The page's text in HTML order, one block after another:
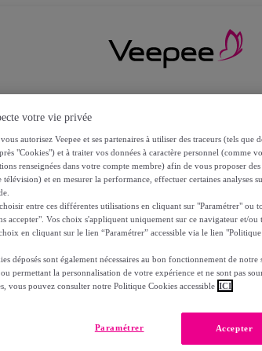
votre vie privée
autorisez Veepee et ses partenaires à utiliser des traceurs (tels que
"Cookies") et à traiter vos données à caractère personnel (comme
renseignées dans votre compte membre) afin de vous proposer
télévision) et en mesurer la performance, effectuer certaines analyses
entre ces différentes utilisations en cliquant sur "Paramétrer" ou
accepter". Vos choix s'appliquent uniquement sur ce navigateur et/
en cliquant sur le lien “Paramétrer” accessible via le lien
déposés sont également nécessaires au bon fonctionnement de
permettant la personnalisation de votre expérience et ne sont pas
vous pouvez consulter notre Politique Cookies accessible ICI
Accepter
Paramétrer